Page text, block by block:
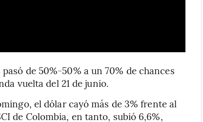
de 50%-50% a un 70% de chances
vuelta del 21 de junio.
el dólar cayó más de 3% frente al
de Colombia, en tanto, subió 6,6%,